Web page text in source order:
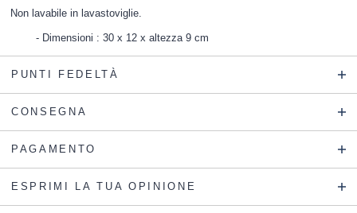
Non lavabile in lavastoviglie.
Dimensioni : 30 x 12 x altezza 9 cm
PUNTI FEDELTÀ
CONSEGNA
PAGAMENTO
ESPRIMI LA TUA OPINIONE